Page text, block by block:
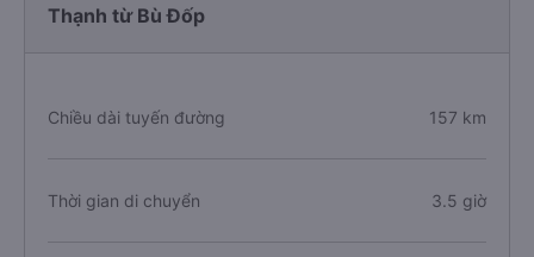
Thạnh từ Bù Đốp
Chiều dài tuyến đường 157 km
Thời gian di chuyển 3.5 giờ